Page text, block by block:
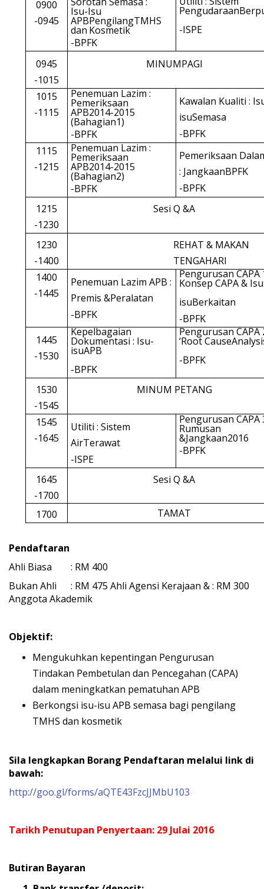
0900
-0945
Isu-Isu
APBPengilangTMHS
dan Kosmetik
-BPFK
-ISPE
0945
-1015
MINUMPAGI
1015
-1115
Penemuan Lazim :
Pemeriksaan
APB2014-2015
(Bahagian1)
-BPFK
Kawalan Kualiti :
isuSemasa
-BPFK
1115
-1215
Penemuan Lazim :
Pemeriksaan
APB2014-2015
(Bahagian2)
-BPFK
Pemeriksaan
: JangkaanBPFK
-BPFK
1215
-1230
Sesi Q &A
1230
-1400
REHAT & MAKAN
TENGAHARI
1400
-1445
Penemuan Lazim APB :
Premis &Peralatan
-BPFK
Pengurusan CAPA
Konsep CAPA &
isuBerkaitan
-BPFK
1445
-1530
Kepelbagaian
Dokumentasi : Isu-
isuAPB
-BPFK
Pengurusan CAPA
‘Root
-BPFK
1530
-1545
MINUM PETANG
1545
-1645
Utiliti : Sistem
AirTerawat
-ISPE
Pengurusan CAPA
Rumusan
&Jangkaan2016
-BPFK
1645
-1700
Sesi Q &A
1700 TAMAT
Pendaftaran
Ahli Biasa
: RM 400
Bukan Ahli
: RM 475 Ahli Agensi Kerajaan & : RM 300
Anggota Akademik
Objektif:
Mengukuhkan kepentingan Pengurusan
Tindakan Pembetulan dan Pencegahan (CAPA)
dalam meningkatkan pematuhan APB
Berkongsi isu-isu APB semasa bagi pengilang
TMHS dan kosmetik
Sila lengkapkan Borang Pendaftaran melalui link di
bawah:
http://goo.gl/forms/aQTE43FzcJJMbU103
Tarikh Penutupan Penyertaan: 29 Julai 2016
Butiran Bayaran